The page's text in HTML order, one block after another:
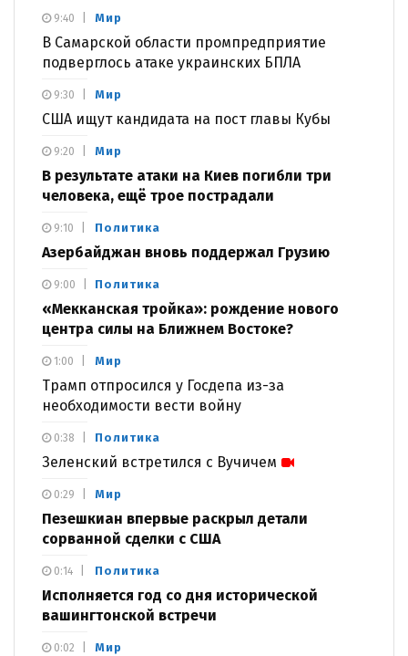
Мир
В Самарской области промпредприятие
подверглось атаке украинских БПЛА
9:40
Мир
США ищут кандидата на пост главы Кубы
9:30
Мир
В результате атаки на Киев погибли три
человека, ещё трое пострадали
9:20
Политика
Азербайджан вновь поддержал Грузию
9:10
Политика
«Мекканская тройка»: рождение нового
центра силы на Ближнем Востоке?
9:00
Мир
Трамп отпросился у Госдепа из-за
необходимости вести войну
1:00
Политика
Зеленский встретился с Вучичем
0:38
Мир
Пезешкиан впервые раскрыл детали
сорванной сделки с США
0:29
Политика
Исполняется год со дня исторической
вашингтонской встречи
0:14
Мир
0:02